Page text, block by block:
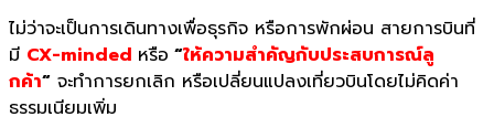
ไม่ว่าจะเป็นการเดินทางเพื่อธุรกิจ หรือการพักผ่อน สายการบินที่
มี CX-minded หรือ “ให้ความสำคัญกับประสบการณ์ลู
กค้า“ จะทำการยกเลิก หรือเปลี่ยนแปลงเที่ยวบินโดยไม่คิดค่า
ธรรมเนียมเพิ่ม